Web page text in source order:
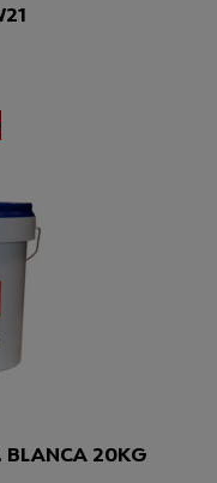
BLANCA 20KG